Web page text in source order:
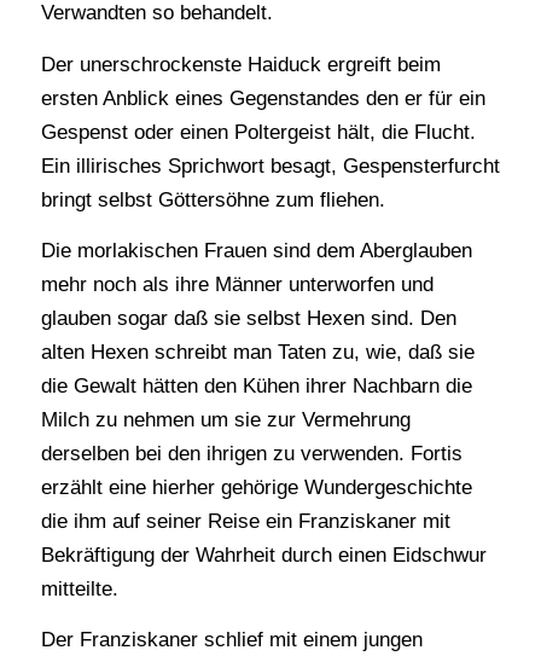
Verwandten so behandelt.
Der unerschrockenste Haiduck ergreift beim
ersten Anblick eines Gegenstandes den er für ein
Gespenst oder einen Poltergeist hält, die Flucht.
Ein illirisches Sprichwort besagt, Gespensterfurcht
bringt selbst Göttersöhne zum fliehen.
Die morlakischen Frauen sind dem Aberglauben
mehr noch als ihre Männer unterworfen und
glauben sogar daß sie selbst Hexen sind. Den
alten Hexen schreibt man Taten zu, wie, daß sie
die Gewalt hätten den Kühen ihrer Nachbarn die
Milch zu nehmen um sie zur Vermehrung
derselben bei den ihrigen zu verwenden. Fortis
erzählt eine hierher gehörige Wundergeschichte
die ihm auf seiner Reise ein Franziskaner mit
Bekräftigung der Wahrheit durch einen Eidschwur
mitteilte.
Der Franziskaner schlief mit einem jungen